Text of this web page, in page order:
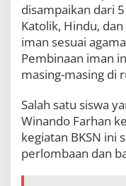
disampaikan dari
Katolik, Hindu,
iman sesuai
Pembinaan iman
masing-masing di
Salah satu siswa
Winando Farhan
kegiatan BKSN ini
perlombaan dan